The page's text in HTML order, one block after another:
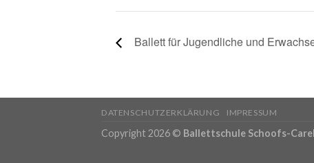
Ballett für Jugendliche und
DATENSCHUTZERKLÄRUNG IMPRESSUM
Copyright 2026 © Ballettschule Schoofs-